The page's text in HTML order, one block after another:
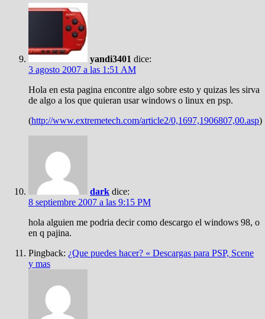
yandi3401 dice:
3 agosto 2007 a las 1:51 AM
Hola en esta pagina encontre algo sobre esto y quizas les sirva
de algo a los que quieran usar windows o linux en psp.
(http://www.extremetech.com/article2/0,1697,1906807,00.asp)
dark dice:
8 septiembre 2007 a las 9:15 PM
hola alguien me podria decir como descargo el windows 98, o
en q pajina.
Pingback: ¿Que puedes hacer? « Descargas para PSP, Scene
y mas